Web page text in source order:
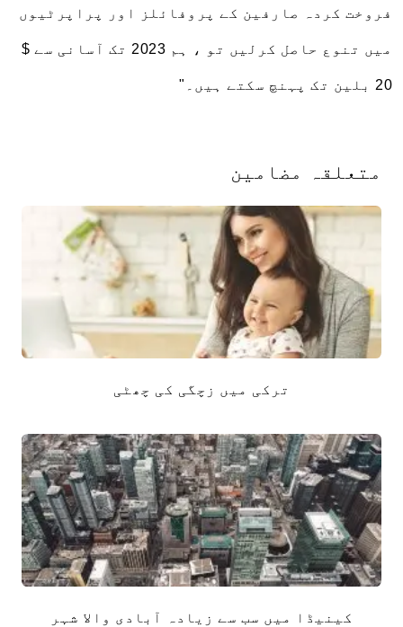
فروخت کردہ صارفین کے پروفائلز اور پراپرٹیوں
میں تنوع حاصل کرلیں تو ، ہم 2023 تک آسانی سے $
20 بلین تک پہنچ سکتے ہیں۔"
متعلقہ مضامین
ترکی میں زچگی کی چھٹی
کینیڈا میں سب سے زیادہ آبادی والا شہر